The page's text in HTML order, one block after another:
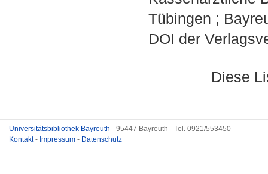
Tübingen ;
DOI der
Diese
Universitätsbibliothek Bayreuth - 95447 Bayreuth - Tel. 0921/553450
Kontakt- Impressum - Datenschutz